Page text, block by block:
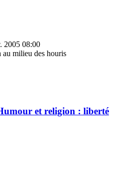
2005 08:00
au milieu des houris
et religion : liberté